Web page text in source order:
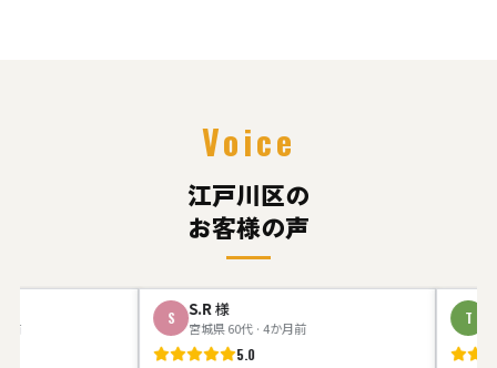
Voice
江戸川区の
お客様の声
S.R様
宮城県 60代 · 4か月前
5.0
T.Y様
神奈川